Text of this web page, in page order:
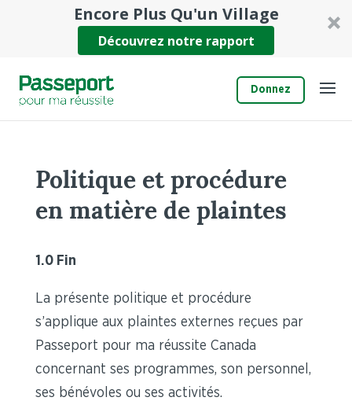
Encore Plus Qu'un Village
Découvrez notre rapport
Donnez
Politique et procédure
en matière de plaintes
1.0 Fin
La présente politique et procédure
s’applique aux plaintes externes reçues par
Passeport pour ma réussite Canada
concernant ses programmes, son personnel,
ses bénévoles ou ses activités.